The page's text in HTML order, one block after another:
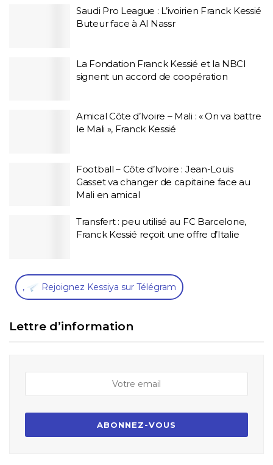
Saudi Pro League : L’ivoirien Franck Kessié
Buteur face à Al Nassr
La Fondation Franck Kessié et la NBCI
signent un accord de coopération
Amical Côte d’Ivoire – Mali : « On va battre
le Mali », Franck Kessié
Football – Côte d’Ivoire : Jean-Louis
Gasset va changer de capitaine face au
Mali en amical
Transfert : peu utilisé au FC Barcelone,
Franck Kessié reçoit une offre d’Italie
, Rejoignez Kessiya sur Télégram
Lettre d’information